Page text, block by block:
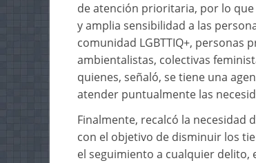
de atención prioritaria, por lo
y amplia sensibilidad a las
comunidad LGBTTIQ+, personas
ambientalistas, colectivas
quienes, señaló, se tiene una
atender puntualmente las
Finalmente, recalcó la necesidad
con el objetivo de disminuir los
el seguimiento a cualquier delito,